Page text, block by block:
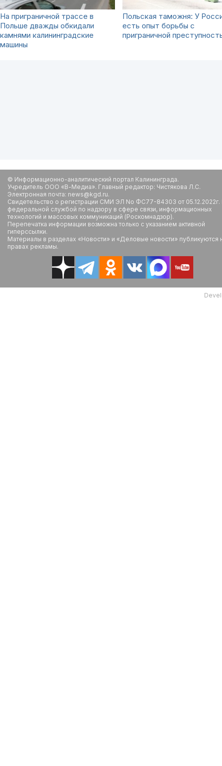
На приграничной трассе в
Польше дважды обкидали
камнями калининградские
машины
Польская таможня: У
есть опыт борьбы с
приграничной
© Информационно-аналитический портал Калининграда.
Учредитель ООО «В-Медиа». Главный редактор: Чистякова Л.С.
Электронная почта: news@kgd.ru.
Свидетельство о регистрации СМИ ЭЛ No ФС77-84303 от
федеральной службой по надзору в сфере связи, информационных
технологий и массовых коммуникаций (Роскомнадзор).
Перепечатка информации возможна только с указанием активной
гиперссылки.
Материалы в разделах «Новости» и «Деловые новости» публикуются
правах рекламы.